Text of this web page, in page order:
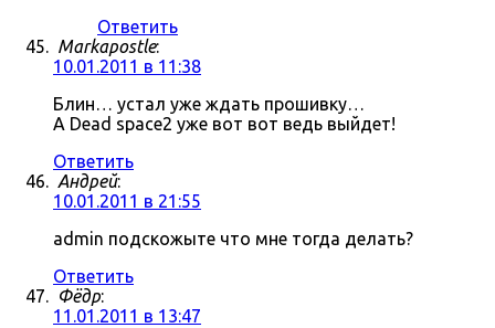
Ответить
Markapostle:
10.01.2011 в 11:38
Блин… устал уже ждать прошивку…
А Dead space2 уже вот вот ведь выйдет!
Ответить
Андрей:
10.01.2011 в 21:55
admin подскожыте что мне тогда делать?
Ответить
Фёдр:
11.01.2011 в 13:47